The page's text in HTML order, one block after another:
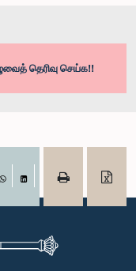
தெரிவு செய்க!!